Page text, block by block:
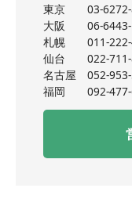
東京
03-
大阪
06-
札幌
011-
仙台
022-
名古屋 052-
福岡
092-